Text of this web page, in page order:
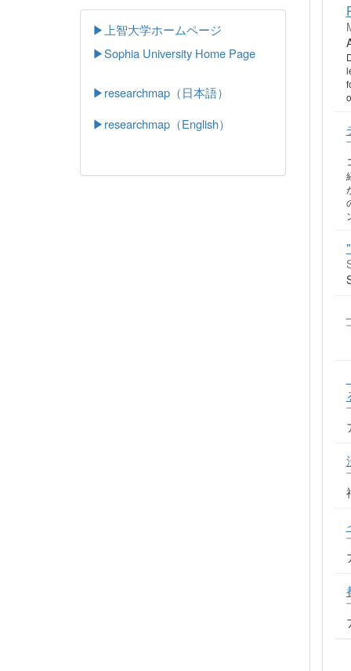
▶上智大学ホームページ
▶Sophia University Home Page
▶researchmap（日本語）
▶researchmap（English）